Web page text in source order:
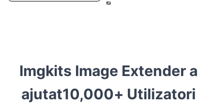
Imgkits Image Extender a
ajutat10,000+ Utilizatori